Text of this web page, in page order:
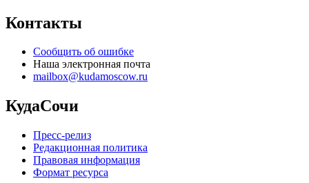
Контакты
Сообщить об ошибке
Наша электронная почта
mailbox@kudamoscow.ru
КудаСочи
Пресс-релиз
Редакционная политика
Правовая информация
Формат ресурса